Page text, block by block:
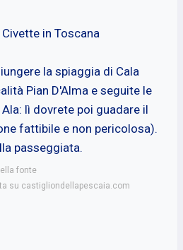
in Toscana
la spiaggia di Cala
Pian D'Alma e seguite le
lì dovrete poi guadare il
fattibile e non pericolosa).
passeggiata.
fonte
su castigliondellapescaia.com